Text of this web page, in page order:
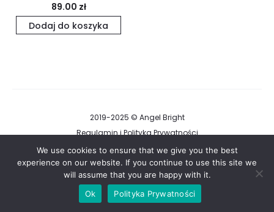
89.00 zł
Dodaj do koszyka
2019-2025 © Angel Bright
Regulamin i Polityka Prywatności
F
a
c
e
I
n
s
t
a
We use cookies to ensure that we give you the best
experience on our website. If you continue to use this site we
will assume that you are happy with it.
Ok
Polityka Prywatności